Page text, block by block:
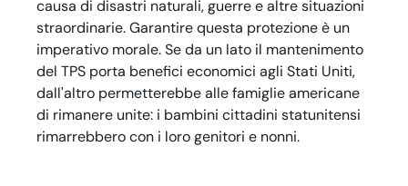
causa di disastri naturali, guerre e altre situazioni
straordinarie. Garantire questa protezione è un
imperativo morale. Se da un lato il mantenimento
del TPS porta benefici economici agli Stati Uniti,
dall'altro permetterebbe alle famiglie americane
di rimanere unite: i bambini cittadini statunitensi
rimarrebbero con i loro genitori e nonni.